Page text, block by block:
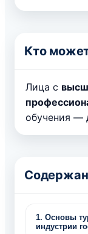
Кто
Лица с
обучения —
1. Основы
индустрии